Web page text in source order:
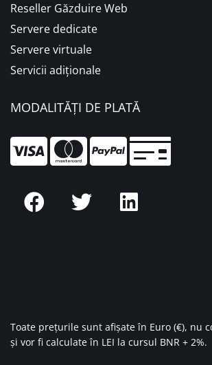
Reseller Găzduire Web
Servere dedicate
Servere virtuale
Servicii adiționale
MODALITĂȚI DE PLATĂ
Toate prețurile sunt afișate în Euro (€), nu
și vor fi calculate în LEI la cursul BNR + 2%.